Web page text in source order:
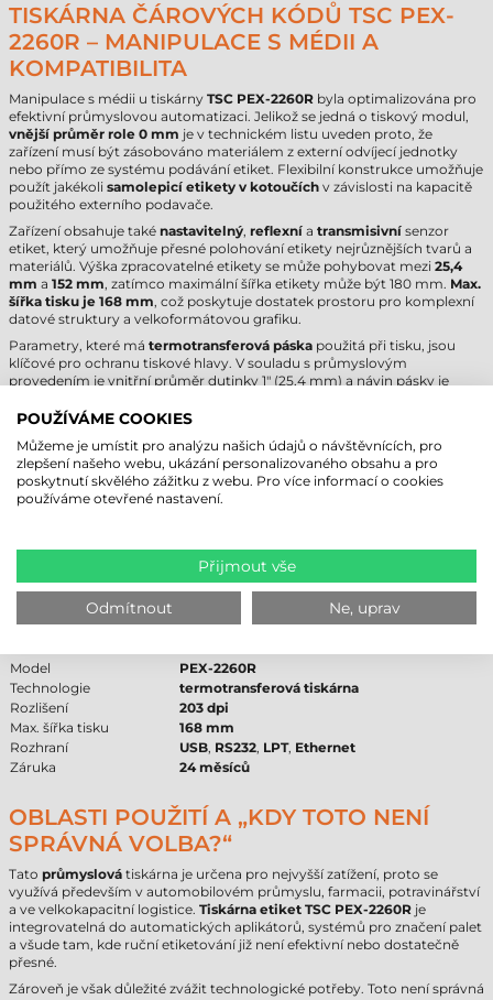
TISKÁRNA ČÁROVÝCH KÓDŮ TSC PEX-
2260R – MANIPULACE S MÉDII A
KOMPATIBILITA
Manipulace s médii u tiskárny TSC PEX-2260R byla optimalizována pro
efektivní průmyslovou automatizaci. Jelikož se jedná o tiskový modul,
vnější průměr role 0 mm je v technickém listu uveden proto, že
zařízení musí být zásobováno materiálem z externí odvíjecí jednotky
nebo přímo ze systému podávání etiket. Flexibilní konstrukce umožňuje
použít jakékoli samolepicí etikety v kotoučích v závislosti na kapacitě
použitého externího podavače.
Zařízení obsahuje také nastavitelný, reflexní a transmisivní senzor
etiket, který umožňuje přesné polohování etikety nejrůznějších tvarů a
materiálů. Výška zpracovatelné etikety se může pohybovat mezi 25,4
mm a 152 mm, zatímco maximální šířka etikety může být 180 mm. Max.
šířka tisku je 168 mm, což poskytuje dostatek prostoru pro komplexní
datové struktury a velkoformátovou grafiku.
Parametry, které má termotransferová páska použitá při tisku, jsou
klíčové pro ochranu tiskové hlavy. V souladu s průmyslovým
provedením je vnitřní průměr dutinky 1" (25,4 mm) a návin pásky je
2 mm širší než etiketa, aby se zabránilo přímému kontaktu tiskové hlavy
technologie zajišťuje značení odolné proti chemikáliím a
mechanickému poškození.
TECHNICKÉ PARAMETRY
Následující tabulka shrnuje nejdůležitější technické údaje tiskárny
PEX-2260Rpro podporu vašeho nákupního rozhodování:
Parametr
Hodnota
Model
PEX-2260R
Technologie
termotransferová tiskárna
Rozlišení
203 dpi
Max. šířka tisku
168 mm
Rozhraní
USB, RS232, LPT, Ethernet
Záruka
24 měsíců
OBLASTI POUŽITÍ A „KDY TOTO NENÍ
SPRÁVNÁ VOLBA?“
Tato průmyslová tiskárna je určena pro nejvyšší zatížení, proto se
využívá především v automobilovém průmyslu, farmacii, potravinářství
a ve velkokapacitní logistice. Tiskárna etiket TSC PEX-2260R je
integrovatelná do automatických aplikátorů, systémů pro značení palet
a všude tam, kde ruční etiketování již není efektivní nebo dostatečně
přesné.
Zároveň je však důležité zvážit technologické potřeby. Toto není správná
POUŽÍVÁME COOKIES
Můžeme je umístit pro analýzu našich údajů o návštěvnících, pro
zlepšení našeho webu, ukázání personalizovaného obsahu a pro
poskytnutí skvělého zážitku z webu. Pro více informací o cookies
používáme otevřené nastavení.
Přijmout vše
Odmítnout Ne, uprav